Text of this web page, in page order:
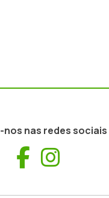
nos nas redes sociais
Facebook